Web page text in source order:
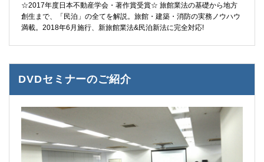
☆2017年度日本不動産学会・著作賞受賞☆ 旅館業法の基礎から地方
創生まで、「民泊」の全てを解説。旅館・建築・消防の実務ノウハウ
満載。2018年6月施行、新旅館業法&民泊新法に完全対応!
DVDセミナーのご紹介